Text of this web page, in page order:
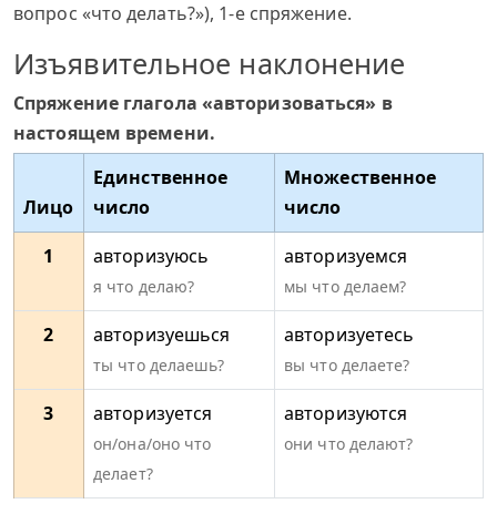
вопрос «что делать?»), 1-е спряжение.
Изъявительное наклонение
Спряжение глагола «авторизоваться» в
настоящем времени.
Лицо
Единственное
число
Множественное
число
1
авторизуюсь
я что делаю?
авторизуемся
мы что делаем?
2 авторизуешься
ты что делаешь?
авторизуетесь
вы что делаете?
3 авторизуется
он/она/оно что
делает?
авторизуются
они что делают?